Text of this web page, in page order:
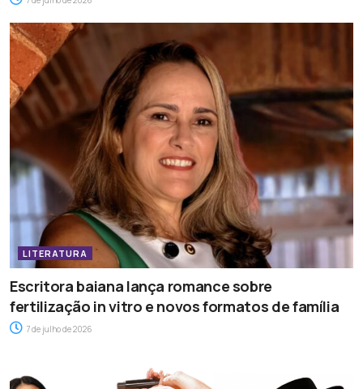
LITERATURA
Escritora baiana lança romance sobre
fertilização in vitro e novos formatos de família
7 de julho de 2026